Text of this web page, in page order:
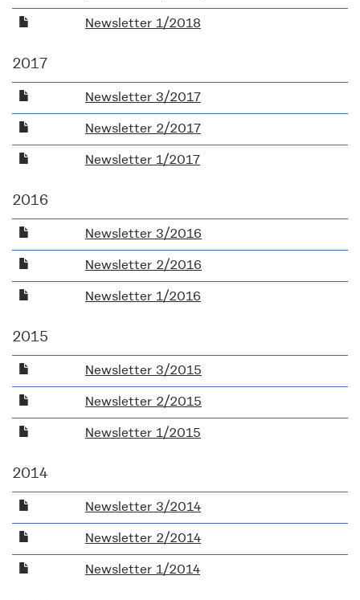
Newsletter 1/2018
2017
Newsletter 3/2017
Newsletter 2/2017
Newsletter 1/2017
2016
Newsletter 3/2016
Newsletter 2/2016
Newsletter 1/2016
2015
Newsletter 3/2015
Newsletter 2/2015
Newsletter 1/2015
2014
Newsletter 3/2014
Newsletter 2/2014
Newsletter 1/2014